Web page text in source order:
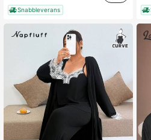
Snabbleverans